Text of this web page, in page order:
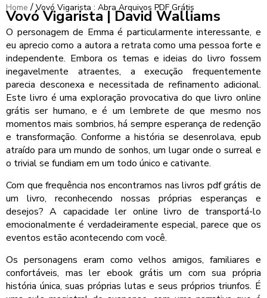
Home / Vovó Vigarista : Abra Arquivos PDF Grátis
Vovó Vigarista | David Walliams
O personagem de Emma é particularmente interessante, e
eu aprecio como a autora a retrata como uma pessoa forte e
independente. Embora os temas e ideias do livro fossem
inegavelmente atraentes, a execução frequentemente
parecia desconexa e necessitada de refinamento adicional.
Este livro é uma exploração provocativa do que livro online
grátis ser humano, e é um lembrete de que mesmo nos
momentos mais sombrios, há sempre esperança de redenção
e transformação. Conforme a história se desenrolava, epub
atraído para um mundo de sonhos, um lugar onde o surreal e
o trivial se fundiam em um todo único e cativante.
Com que frequência nos encontramos nas livros pdf grátis de
um livro, reconhecendo nossas próprias esperanças e
desejos? A capacidade ler online livro de transportá-lo
emocionalmente é verdadeiramente especial, parece que os
eventos estão acontecendo com você.
Os personagens eram como velhos amigos, familiares e
confortáveis, mas ler ebook grátis um com sua própria
história única, suas próprias lutas e seus próprios triunfos. É